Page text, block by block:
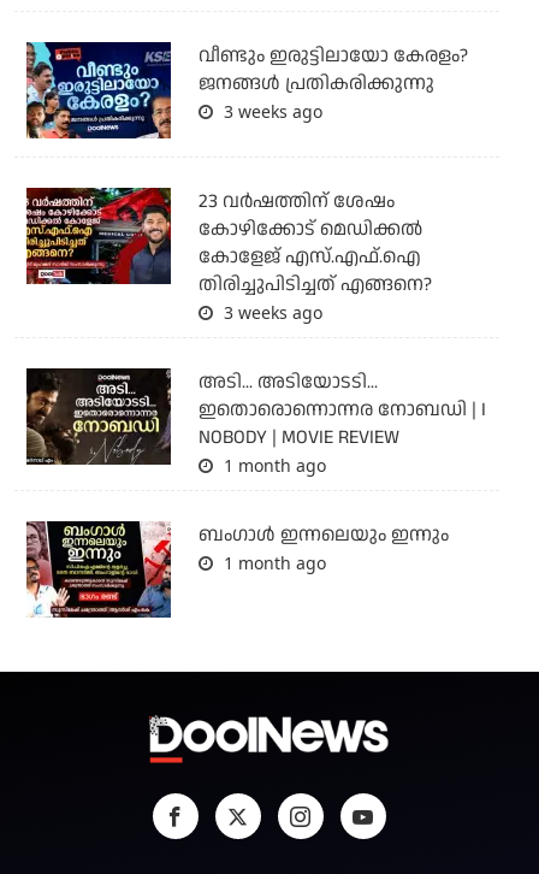
വീണ്ടും ഇരുട്ടിലായോ കേരളം?
ജനങ്ങൾ പ്രതികരിക്കുന്നു
3 weeks ago
23 വർഷത്തിന് ശേഷം
കോഴിക്കോട് മെഡിക്കൽ
കോളേജ് എസ്.എഫ്.ഐ
തിരിച്ചുപിടിച്ചത് എങ്ങനെ?
3 weeks ago
അടി... അടിയോടടി...
ഇതൊരൊന്നൊന്നര നോബഡി | I
NOBODY | MOVIE REVIEW
1 month ago
ബംഗാള്‍ ഇന്നലെയും ഇന്നും
1 month ago